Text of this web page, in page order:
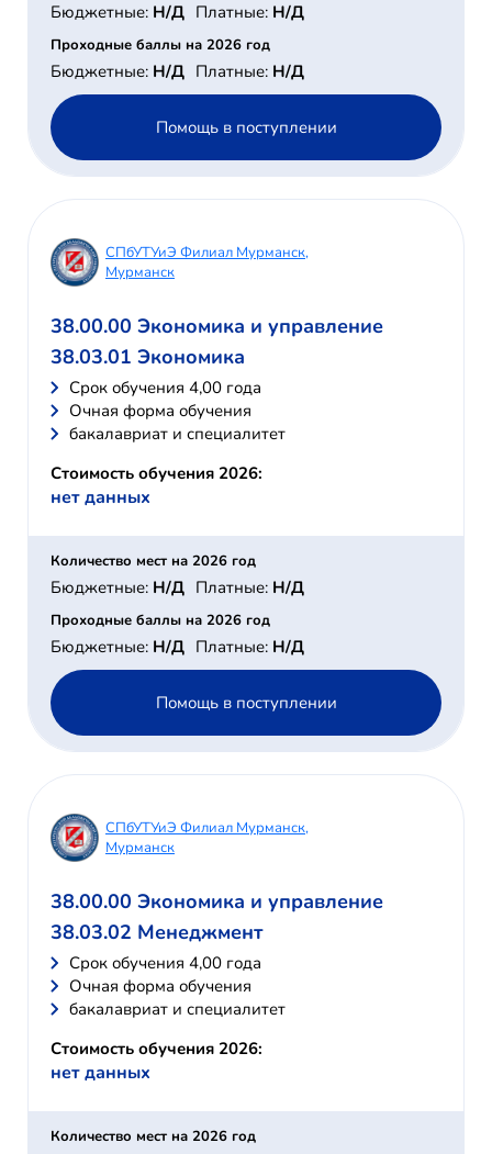
Бюджетные: Н/Д Платные: Н/Д
Проходные баллы на 2026 год
Бюджетные: Н/Д Платные: Н/Д
Помощь в поступлении
СПбУТУиЭ Филиал Мурманск,
Мурманск
38.00.00 Экономика и управление
38.03.01 Экономика
Cрок обучения 4,00 года
Очная форма обучения
бакалавриат и специалитет
Стоимость обучения 2026:
нет данных
Количество мест на 2026 год
Бюджетные: Н/Д Платные: Н/Д
Проходные баллы на 2026 год
Бюджетные: Н/Д Платные: Н/Д
Помощь в поступлении
СПбУТУиЭ Филиал Мурманск,
Мурманск
38.00.00 Экономика и управление
38.03.02 Менеджмент
Cрок обучения 4,00 года
Очная форма обучения
бакалавриат и специалитет
Стоимость обучения 2026:
нет данных
Количество мест на 2026 год